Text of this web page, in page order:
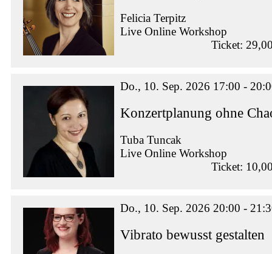
Felicia Terpitz
Live Online Workshop
Ticket:
Do., 10. Sep. 2026 17:00 -
Konzertplanung ohne
Tuba Tuncak
Live Online Workshop
Ticket:
Do., 10. Sep. 2026 20:00 -
Vibrato bewusst gestalten